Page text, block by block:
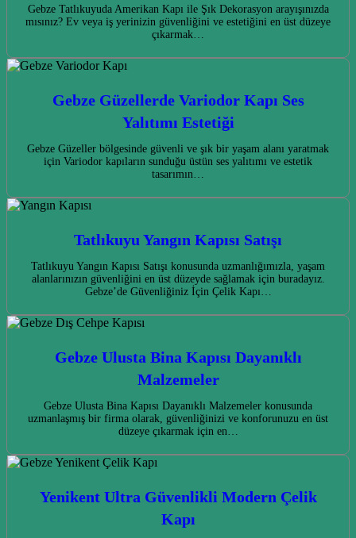
Gebze Tatlıkuyuda Amerikan Kapı ile Şık Dekorasyon arayışınızda
mısınız? Ev veya iş yerinizin güvenliğini ve estetiğini en üst düzeye
çıkarmak…
Gebze Güzellerde Variodor Kapı Ses
Yalıtımı Estetiği
Gebze Güzeller bölgesinde güvenli ve şık bir yaşam alanı yaratmak
için Variodor kapıların sunduğu üstün ses yalıtımı ve estetik
tasarımın…
Tatlıkuyu Yangın Kapısı Satışı
Tatlıkuyu Yangın Kapısı Satışı konusunda uzmanlığımızla, yaşam
alanlarınızın güvenliğini en üst düzeyde sağlamak için buradayız.
Gebze’de Güvenliğiniz İçin Çelik Kapı…
Gebze Ulusta Bina Kapısı Dayanıklı
Malzemeler
Gebze Ulusta Bina Kapısı Dayanıklı Malzemeler konusunda
uzmanlaşmış bir firma olarak, güvenliğinizi ve konforunuzu en üst
düzeye çıkarmak için en…
Yenikent Ultra Güvenlikli Modern Çelik
Kapı